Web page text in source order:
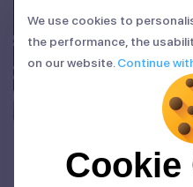
Break the ice nghĩa là
dùng trong tiếng Anh
We use cookies to
the performance, the
Continue
Cookie
We use cookies to
the performance, the
on our website. Continue
Cookie